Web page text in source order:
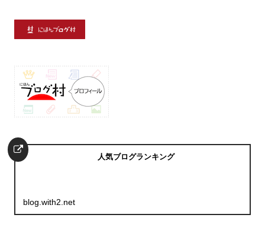
人気ブログランキング
blog.with2.net